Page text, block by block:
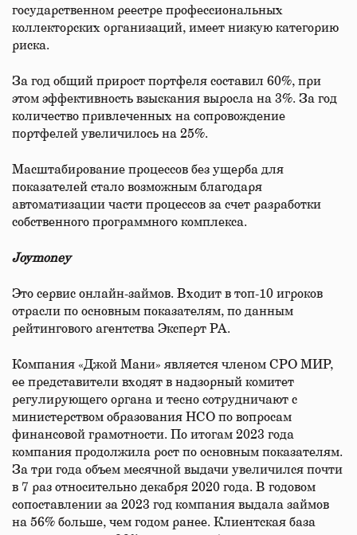
государственном реестре профессиональных
коллекторских организаций, имеет низкую категорию
риска.
За год общий прирост портфеля составил 60%, при
этом эффективность взыскания выросла на 3%. За год
количество привлеченных на сопровождение
портфелей увеличилось на 25%.
Масштабирование процессов без ущерба для
показателей стало возможным благодаря
автоматизации части процессов за счет разработки
собственного программного комплекса.
Joymoney
Это сервис онлайн-займов. Входит в топ-10 игроков
отрасли по основным показателям, по данным
рейтингового агентства Эксперт РА.
Компания «Джой Мани» является членом СРО МИР,
ее представители входят в надзорный комитет
регулирующего органа и тесно сотрудничают с
министерством образования НСО по вопросам
финансовой грамотности. По итогам 2023 года
компания продолжила рост по основным показателям.
За три года объем месячной выдачи увеличился почти
в 7 раз относительно декабря 2020 года. В годовом
сопоставлении за 2023 год компания выдала займов
на 56% больше, чем годом ранее. Клиентская база